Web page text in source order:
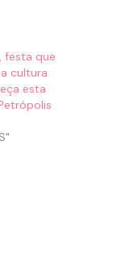
festa que
cultura
esta